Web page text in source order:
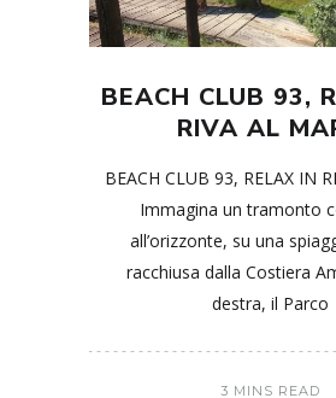
BEACH CLUB 93,
RIVA AL
BEACH CLUB 93, RELAX IN
Immagina un tramonto
all’orizzonte, su una
racchiusa dalla Costiera
destra, il Parco
3 MINS READ